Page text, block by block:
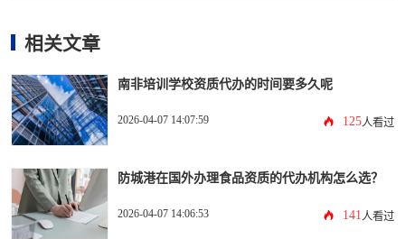
相关文章
南非培训学校资质代办的时间要多久呢
2026-04-07 14:07:59 125人看过
防城港在国外办理食品资质的代办机构怎么选？
2026-04-07 14:06:53 141 人看过